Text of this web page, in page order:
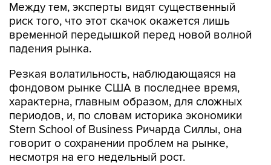
Между тем, эксперты видят существенный
риск того, что этот скачок окажется лишь
временной передышкой перед новой волной
падения рынка.
Резкая волатильность, наблюдающаяся на
фондовом рынке США в последнее время,
характерна, главным образом, для сложных
периодов, и, по словам историка экономики
Stern School of Business Ричарда Силлы, она
говорит о сохранении проблем на рынке,
несмотря на его недельный рост.